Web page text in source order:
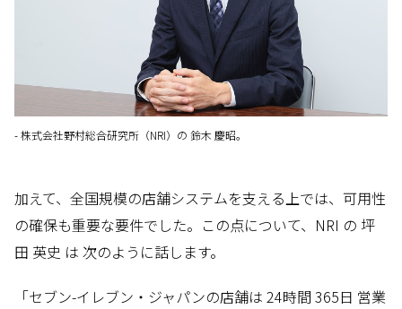
- 株式会社野村総合研究所（NRI）の 鈴木 慶昭。
加えて、全国規模の店舗システムを支える上では、可用性
の確保も重要な要件でした。この点について、NRI の 坪
田 英史 は 次のように話します。
「セブン-イレブン・ジャパンの店舗は 24時間 365日 営業